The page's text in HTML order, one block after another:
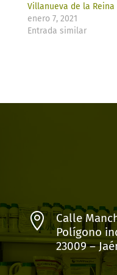
Villanueva de la Reina
enero 7, 2021
Entrada similar

Calle
Polígono
23009 –